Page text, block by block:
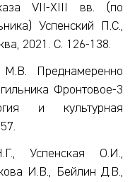
VII-XIII вв. (по
Успенский П.С.,
2021. С. 126-138.
М.В. Преднамеренно
Фронтовое-3
и культурная
Успенская О.И.,
И.В., Бейлин Д.В.,